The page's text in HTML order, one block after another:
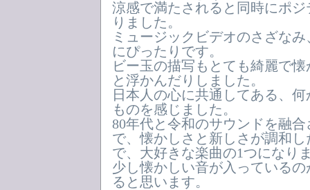
涼感で満たされると同時にポ
りました。
ミュージックビデオのさざな
にぴったりです。
ビー玉の描写もとても綺麗で
と浮かんだりしました。
日本人の心に共通してある、
ものを感じました。
80年代と令和のサウンドを融
で、懐かしさと新しさが調和
で、大好きな楽曲の1つになり
少し懐かしい音が入っている
ると思います。